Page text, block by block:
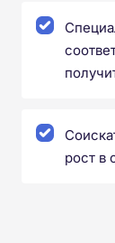
рост в